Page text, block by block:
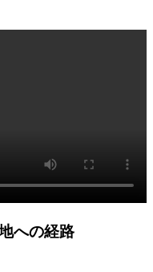
への経路